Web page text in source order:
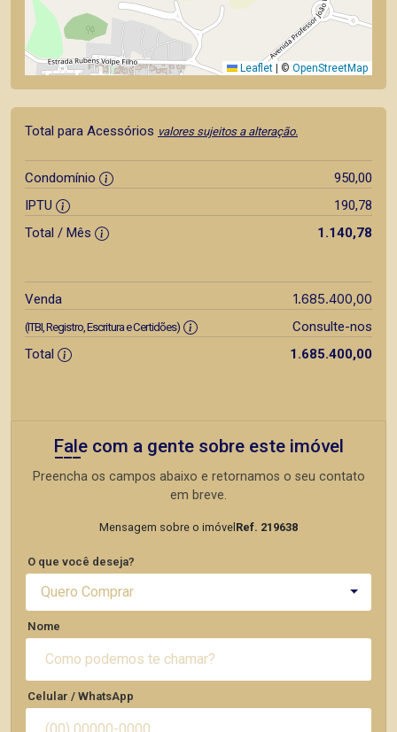
Leaflet © OpenStreetMap
Total para Acessórios valores sujeitos a alteração.
Condomínio
950,00
IPTU
190,78
Total / Mês
1.140,78
Venda 1.685.400,00
(ITBI, Registro, Escritura e Certidões)
Consulte-nos
Total
1.685.400,00
Fale com a gente sobre este imóvel
Preencha os campos abaixo e retornamos o seu contato
em breve.
Mensagem sobre o imóvel Ref. 219638
O que você deseja?
Quero Comprar
Nome
Celular / WhatsApp